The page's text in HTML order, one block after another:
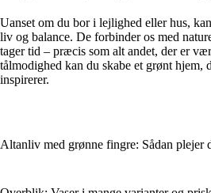
Uanset om du bor i lejlighed eller hus,
liv og balance. De forbinder os med
tager tid – præcis som alt andet, der er
tålmodighed kan du skabe et grønt hjem,
inspirerer.
Altanliv med grønne fingre: Sådan plejer